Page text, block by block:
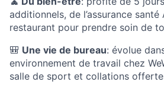
additionnels, de l’assurance
restaurant pour prendre soin de
🎒 Une vie de bureau: évolue
environnement de travail chez
salle de sport et collations